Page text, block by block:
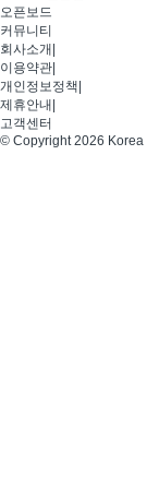
오픈보드
커뮤니티
회사소개
이용약관
개인정보정책
제휴안내
고객센터
© Copyright 2026 Korea